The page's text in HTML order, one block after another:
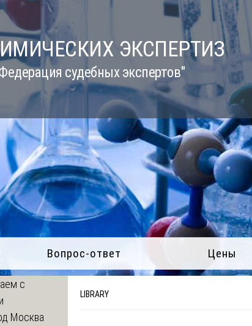
ЭКСПЕРТИЗ
судебных экспертов"
Вопрос-ответ Цены
LIBRARY
с
Москва